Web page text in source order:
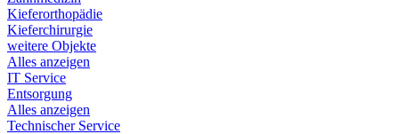
Kieferorthopädie
Kieferchirurgie
weitere Objekte
Alles anzeigen
IT Service
Entsorgung
Alles anzeigen
Technischer Service